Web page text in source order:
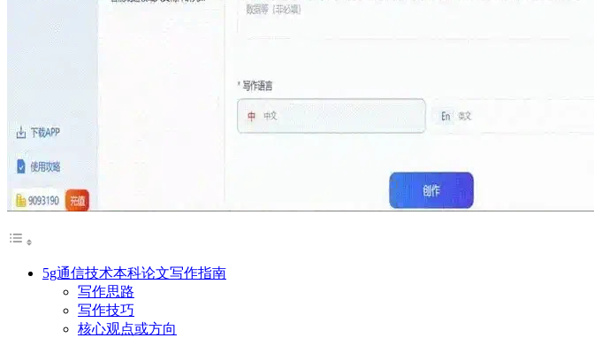
5g通信技术本科论文写作指南
写作思路
写作技巧
核心观点或方向